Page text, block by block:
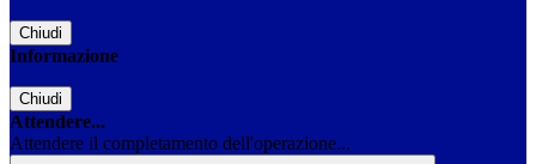
Chiudi
Informazione
Chiudi
Attendere...
Attendere il completamento dell'operazione...